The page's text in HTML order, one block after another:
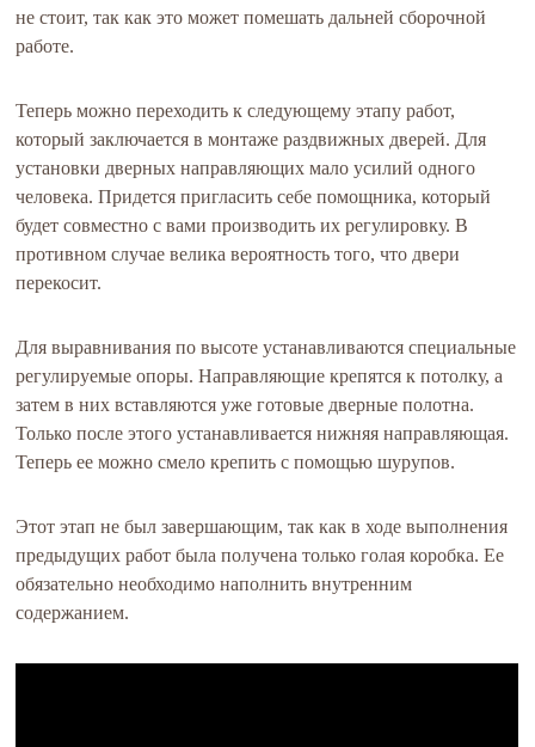
не стоит, так как это может помешать дальней сборочной
работе.
Теперь можно переходить к следующему этапу работ,
который заключается в монтаже раздвижных дверей. Для
установки дверных направляющих мало усилий одного
человека. Придется пригласить себе помощника, который
будет совместно с вами производить их регулировку. В
противном случае велика вероятность того, что двери
перекосит.
Для выравнивания по высоте устанавливаются специальные
регулируемые опоры. Направляющие крепятся к потолку, а
затем в них вставляются уже готовые дверные полотна.
Только после этого устанавливается нижняя направляющая.
Теперь ее можно смело крепить с помощью шурупов.
Этот этап не был завершающим, так как в ходе выполнения
предыдущих работ была получена только голая коробка. Ее
обязательно необходимо наполнить внутренним
содержанием.